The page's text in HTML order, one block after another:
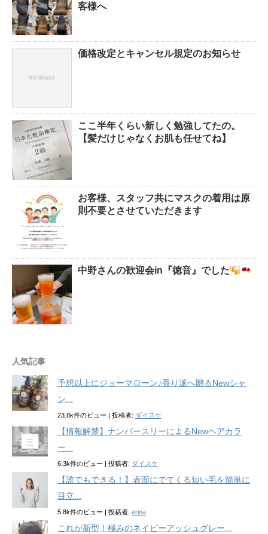
客様へ
価格改定とキャンセル規定のお知らせ
ここ半年くらい新しく勉強してたの。
【髪だけじゃなくお肌も任せてね】
お客様、スタッフ共にマスクの着用は原
則不要とさせていただきます
中野さんの歓迎会in『徳音』でした
人気記事
予想以上にジョーマローン♪香り派へ贈るNewシャ
ン...
23.8k件のビュー 投稿者: ダイスケ
【情報解禁】ナンバースリーによるNewヘアカラ
ー...
6.3k件のビュー 投稿者: ダイスケ
【誰でもできる！】表面にでてくる短い毛を簡単に
目立...
5.8k件のビュー 投稿者: erina
これが新型！極みのネイビーアッシュグレー...